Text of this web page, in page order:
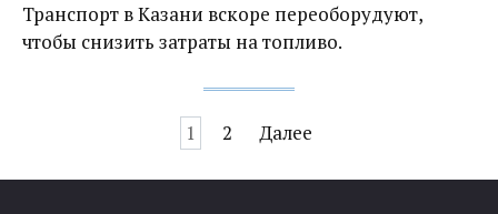
Транспорт в Казани вскоре переоборудуют,
чтобы снизить затраты на топливо.
записям
1 2 Далее